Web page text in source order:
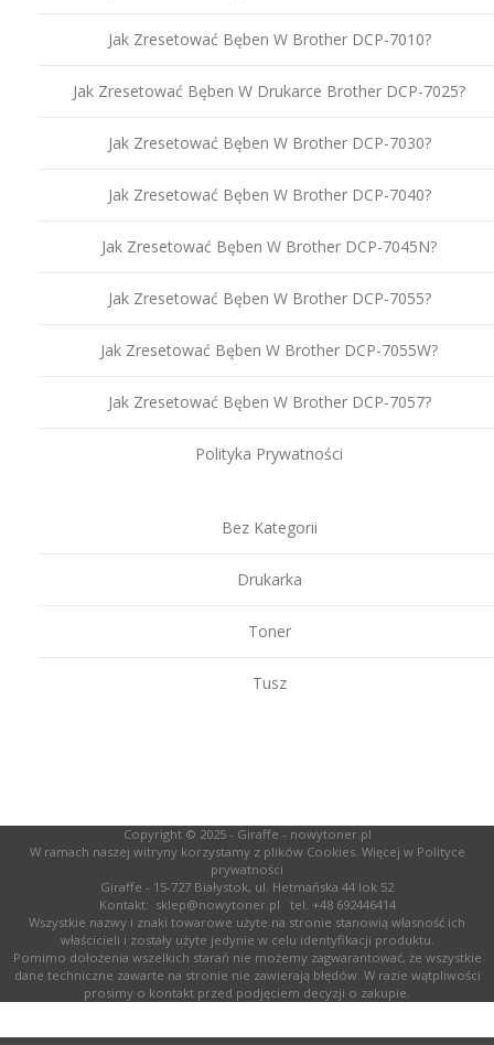
Jak Zresetować Bęben W Brother DCP-7010?
Jak Zresetować Bęben W Drukarce Brother DCP-7025?
Jak Zresetować Bęben W Brother DCP-7030?
Jak Zresetować Bęben W Brother DCP-7040?
Jak Zresetować Bęben W Brother DCP-7045N?
Jak Zresetować Bęben W Brother DCP-7055?
Jak Zresetować Bęben W Brother DCP-7055W?
Jak Zresetować Bęben W Brother DCP-7057?
Polityka Prywatności
Bez Kategorii
Drukarka
Toner
Tusz
Copyright © 2025 - Giraffe - nowytoner.pl
W ramach naszej witryny korzystamy z plików Cookies. Więcej w Polityce
prywatności
Giraffe - 15-727 Białystok, ul. Hetmańska 44 lok 52
Kontakt: sklep@nowytoner.pl tel. +48 692446414
Wszystkie nazwy i znaki towarowe użyte na stronie stanowią własność ich
właścicieli i zostały użyte jedynie w celu identyfikacji produktu.
Pomimo dołożenia wszelkich starań nie możemy zagwarantować, że wszystkie
dane techniczne zawarte na stronie nie zawierają błędów. W razie wątpliwości
prosimy o kontakt przed podjęciem decyzji o zakupie.